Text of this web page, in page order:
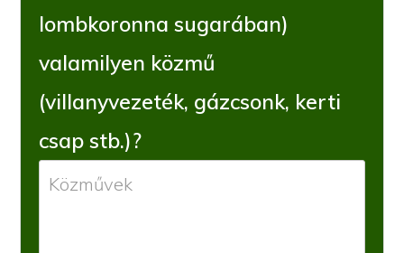
lombkoronna sugarában)
valamilyen közmű
(villanyvezeték, gázcsonk, kerti
csap stb.)?